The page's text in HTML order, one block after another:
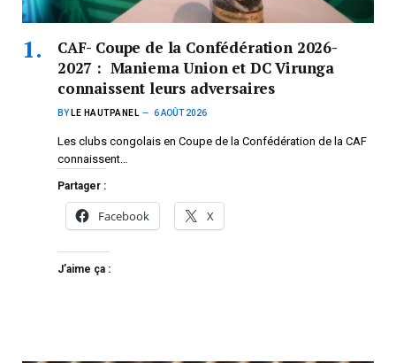
CAF- Coupe de la Confédération 2026-
2027 : Maniema Union et DC Virunga
connaissent leurs adversaires
BY LE HAUTPANEL 6 AOÛT 2026
Les clubs congolais en Coupe de la Confédération de la CAF
connaissent…
Partager :
Facebook X
J’aime ça :